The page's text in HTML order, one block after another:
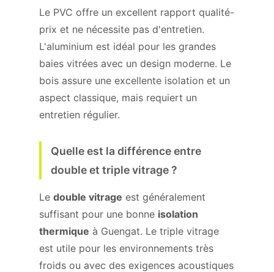
Le PVC offre un excellent rapport qualité-
prix et ne nécessite pas d'entretien.
L'aluminium est idéal pour les grandes
baies vitrées avec un design moderne. Le
bois assure une excellente isolation et un
aspect classique, mais requiert un
entretien régulier.
Quelle est la différence entre
double et triple vitrage ?
Le double vitrage est généralement
suffisant pour une bonne isolation
thermique à Guengat. Le triple vitrage
est utile pour les environnements très
froids ou avec des exigences acoustiques